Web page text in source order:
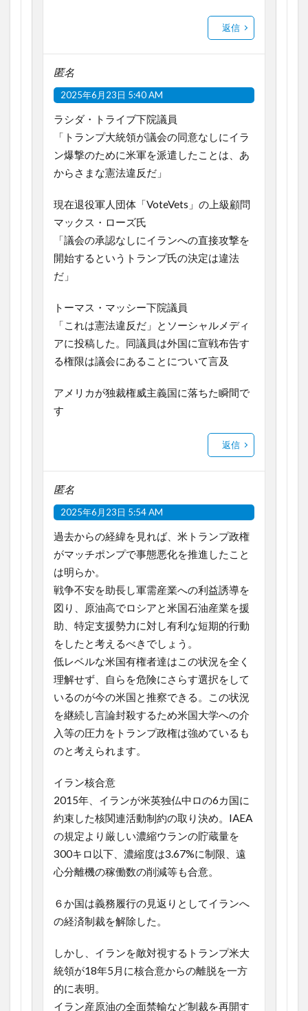
返信
匿名
2025年6月23日 5:40 AM
ラシダ・トライブ下院議員
「トランプ大統領が議会の同意なしにイラ
ン爆撃のために米軍を派遣したことは、あ
からさまな憲法違反だ」
現在退役軍人団体「VoteVets」の上級顧問
マックス・ローズ氏
「議会の承認なしにイランへの直接攻撃を
開始するというトランプ氏の決定は違法
だ」
トーマス・マッシー下院議員
「これは憲法違反だ」とソーシャルメディ
アに投稿した。同議員は外国に宣戦布告す
る権限は議会にあることについて言及
アメリカが独裁権威主義国に落ちた瞬間で
す
返信
匿名
2025年6月23日 5:54 AM
過去からの経緯を見れば、米トランプ政権
がマッチポンプで事態悪化を推進したこと
は明らか。
戦争不安を助長し軍需産業への利益誘導を
図り、原油高でロシアと米国石油産業を援
助、特定支援勢力に対し有利な短期的行動
をしたと考えるべきでしょう。
低レベルな米国有権者達はこの状況を全く
理解せず、自らを危険にさらす選択をして
いるのが今の米国と推察できる。この状況
を継続し言論封殺するため米国大学への介
入等の圧力をトランプ政権は強めているも
のと考えられます。
イラン核合意
2015年、イランが米英独仏中ロの6カ国に
約束した核関連活動制約の取り決め。IAEA
の規定より厳しい濃縮ウランの貯蔵量を
300キロ以下、濃縮度は3.67%に制限、遠
心分離機の稼働数の削減等も合意。
６か国は義務履行の見返りとしてイランへ
の経済制裁を解除した。
しかし、イランを敵対視するトランプ米大
統領が18年5月に核合意からの離脱を一方
的に表明。
イラン産原油の全面禁輸など制裁を再開す